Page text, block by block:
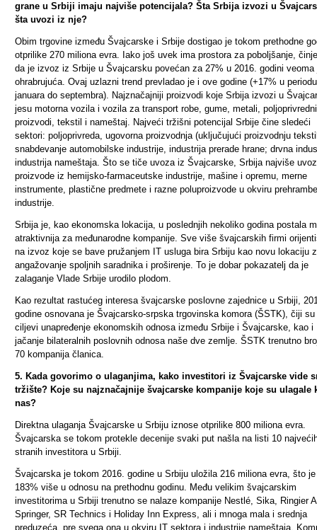
grane u Srbiji imaju najviše potencijala? Šta Srbija izvozi u
šta uvozi iz nje?
Obim trgovine između Švajcarske i Srbije dostigao je tokom prethodne
otprilike 270 miliona evra. Iako još uvek ima prostora za poboljšanje,
da je izvoz iz Srbije u Švajcarsku povećan za 27% u 2016. godini veoma
ohrabrujuća. Ovaj uzlazni trend prevladao je i ove godine (+17% u
januara do septembra). Najznačajniji proizvodi koje Srbija izvozi u
jesu motorna vozila i vozila za transport robe, gume, metali, poljoprivredni
proizvodi, tekstil i nameštaj. Najveći tržišni potencijal Srbije čine sledeći
sektori: poljoprivreda, ugovorna proizvodnja (uključujući proizvodnju
snabdevanje automobilske industrije, industrija prerade hrane; drvna
industrija nameštaja. Što se tiče uvoza iz Švajcarske, Srbija najviše
proizvode iz hemijsko-farmaceutske industrije, mašine i opremu, merne
instrumente, plastične predmete i razne poluproizvode u okviru
industrije.
Srbija je, kao ekonomska lokacija, u poslednjih nekoliko godina postala
atraktivnija za međunarodne kompanije. Sve više švajcarskih firmi
na izvoz koje se bave pružanjem IT usluga bira Srbiju kao novu lokaciju
angažovanje spoljnih saradnika i proširenje. To je dobar pokazatelj da je
zalaganje Vlade Srbije urodilo plodom.
Kao rezultat rastućeg interesa švajcarske poslovne zajednice u Srbiji,
godine osnovana je Švajcarsko-srpska trgovinska komora (ŠSTK), čiji su
ciljevi unapređenje ekonomskih odnosa između Srbije i Švajcarske, kao i
jačanje bilateralnih poslovnih odnosa naše dve zemlje. ŠSTK trenutno
70 kompanija članica.
5. Kada govorimo o ulaganjima, kako investitori iz Švajcarske vide
tržište? Koje su najznačajnije švajcarske kompanije koje su ulagale
nas?
Direktna ulaganja Švajcarske u Srbiju iznose otprilike 800 miliona evra.
Švajcarska se tokom protekle decenije svaki put našla na listi 10
stranih investitora u Srbiji.
Švajcarska je tokom 2016. godine u Srbiju uložila 216 miliona evra, što
183% više u odnosu na prethodnu godinu. Među velikim švajcarskim
investitorima u Srbiji trenutno se nalaze kompanije Nestlé, Sika, Ringier
Springer, SR Technics i Holiday Inn Express, ali i mnoga mala i srednja
preduzeća, pre svega ona u okviru IT sektora i industrije nameštaja.